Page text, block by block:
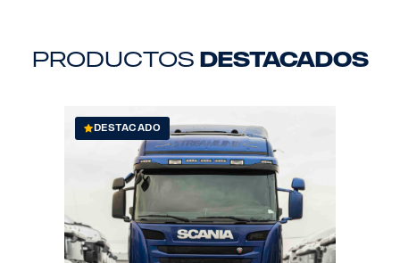
productos destacados
DESTACADO